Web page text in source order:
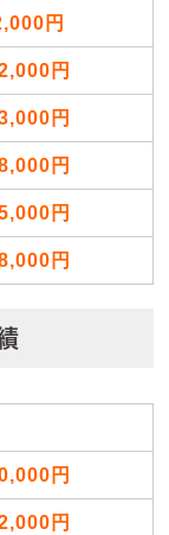
円
円
円
円
円
円
円
円